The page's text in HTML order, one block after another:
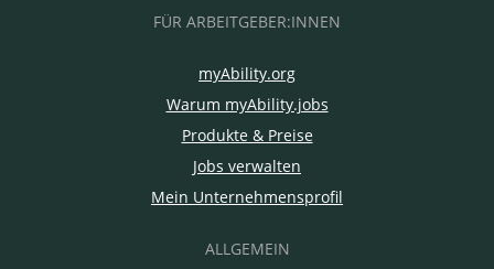
FÜR ARBEITGEBER:INNEN
myAbility.org
Warum myAbility.jobs
Produkte & Preise
Jobs verwalten
Mein Unternehmensprofil
ALLGEMEIN